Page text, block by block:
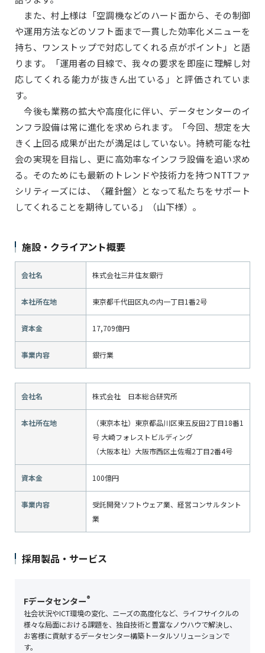
また、村上様は「空調機などのハード面から、その制御
や運用方法などのソフト面まで一貫した効率化メニューを
持ち、ワンストップで対応してくれる点がポイント」と語
ります。「運用者の目線で、我々の要求を即座に理解し対
応してくれる能力が抜きん出ている」と評価されていま
す。
今後も業務の拡大や高度化に伴い、データセンターのイ
ンフラ設備は常に進化を求められます。「今回、想定を大
きく上回る成果が出たが満足はしていない。持続可能な社
会の実現を目指し、更に高効率なインフラ設備を追い求め
る。そのためにも最新のトレンドや技術力を持つNTTファ
シリティーズには、〈羅針盤〉となって私たちをサポート
してくれることを期待している」（山下様）。
施設・クライアント概要
会社名 株式会社三井住友銀行
本社所在地 東京都千代田区丸の内一丁目1番2号
資本金 17,709億円
事業内容 銀行業
会社名 株式会社 日本総合研究所
本社所在地
（東京本社）東京都品川区東五反田2丁目18番1
号 大崎フォレストビルディング
（大阪本社）大阪市西区土佐堀2丁目2番4号
資本金 100億円
事業内容
受託開発ソフトウェア業、経営コンサルタント
業
採用製品・サービス
Fデータセンター®
社会状況やICT環境の変化、ニーズの高度化など、ライフサイクルの
様々な局面における課題を、独自技術と豊富なノウハウで解決し、
お客様に貢献するデータセンター構築トータルソリューションで
す。